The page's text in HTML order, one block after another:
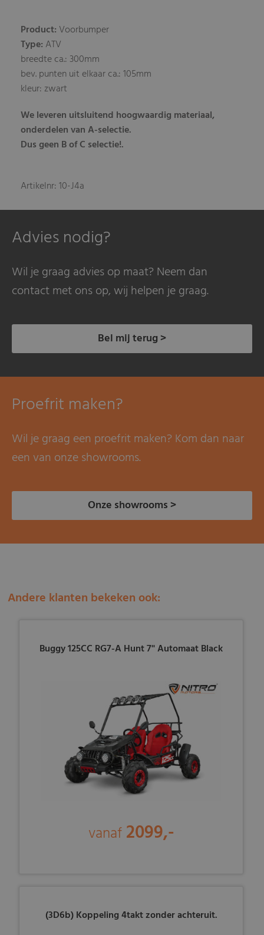
Product: Voorbumper
Type: ATV
breedte ca.: 300mm
bev. punten uit elkaar ca.: 105mm
kleur: zwart
We leveren uitsluitend hoogwaardig materiaal,
onderdelen van A-selectie.
Dus geen B of C selectie!.
Artikelnr: 10-J4a
Advies nodig?
Wil je graag advies op maat? Neem dan
contact met ons op, wij helpen je graag.
Bel mij terug >
Proefrit maken?
Wil je graag een proefrit maken? Kom dan naar
een van onze showrooms.
Onze showrooms >
Andere klanten bekeken ook:
Buggy 125CC RG7-A Hunt 7'' Automaat Black
vanaf 2099,-
(3D6b) Koppeling 4takt zonder achteruit.